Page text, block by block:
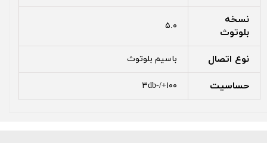
نسخه
بلوتوث
۵.۰
نوع اتصال باسیم بلوتوث
حساسیت ۱۰۰+/-۳db